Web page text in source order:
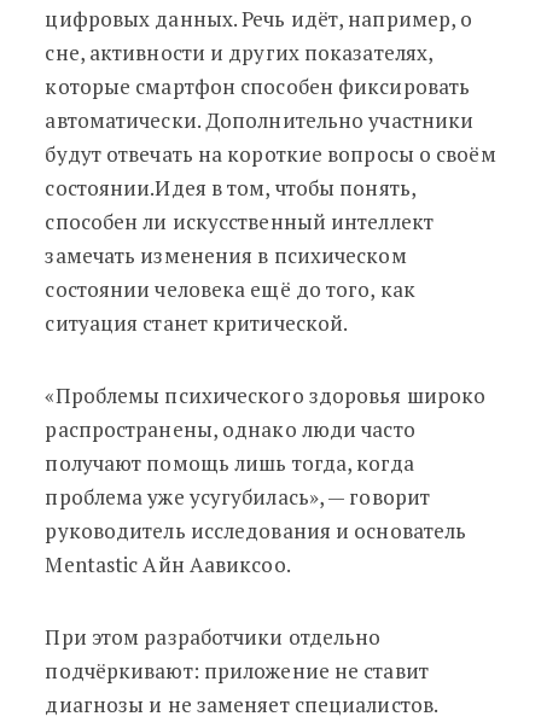
цифровых данных. Речь идёт, например, о
сне, активности и других показателях,
которые смартфон способен фиксировать
автоматически. Дополнительно участники
будут отвечать на короткие вопросы о своём
состоянии.Идея в том, чтобы понять,
способен ли искусственный интеллект
замечать изменения в психическом
состоянии человека ещё до того, как
ситуация станет критической.
«Проблемы психического здоровья широко
распространены, однако люди часто
получают помощь лишь тогда, когда
проблема уже усугубилась», — говорит
руководитель исследования и основатель
Mentastic Айн Аавиксоо.
При этом разработчики отдельно
подчёркивают: приложение не ставит
диагнозы и не заменяет специалистов.